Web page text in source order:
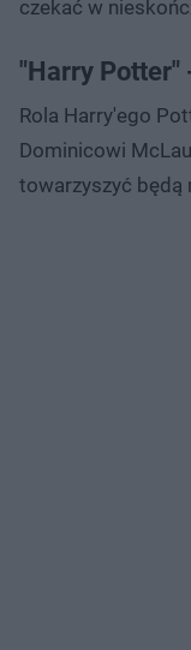
czekać w
"Harry Potter"
Rola Harry'ego
Dominicowi
towarzyszyć będą